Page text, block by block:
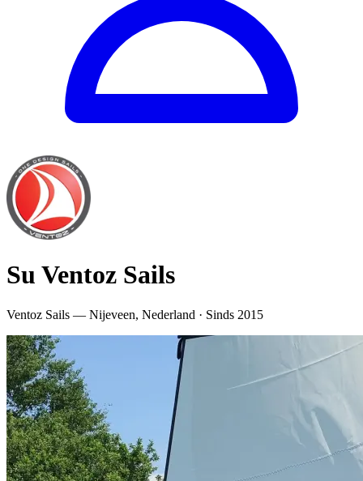
Su Ventoz Sails
Ventoz Sails — Nijeveen, Nederland · Sinds 2015